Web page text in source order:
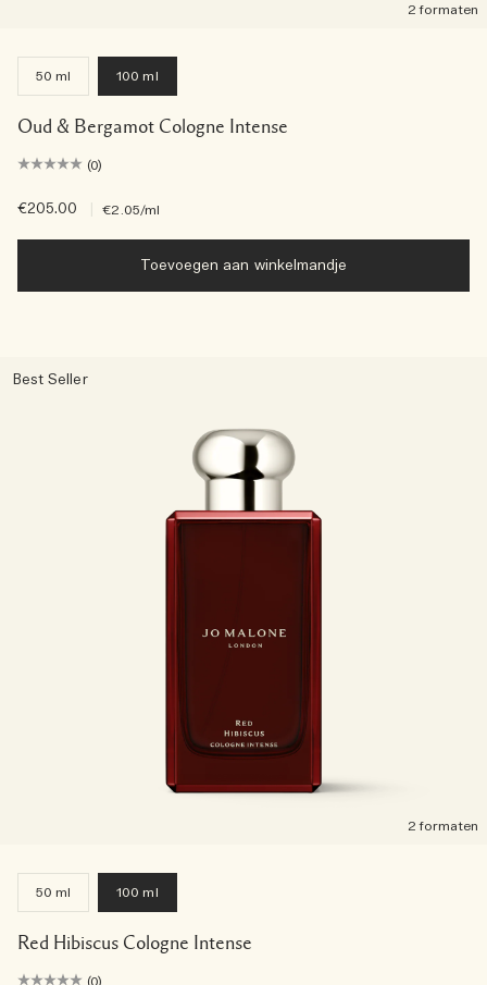
2 formaten
50 ml 100 ml
Oud & Bergamot Cologne Intense
(0)
€205.00 €2.05/ml
Toevoegen aan winkelmandje
Best Seller
2 formaten
50 ml 100 ml
Red Hibiscus Cologne Intense